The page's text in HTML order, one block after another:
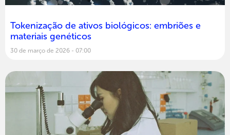
Tokenização de ativos biológicos: embriões e
materiais genéticos
30 de março de 2026 07:00